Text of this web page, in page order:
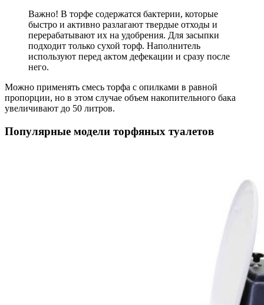
Важно! В торфе содержатся бактерии, которые
быстро и активно разлагают твердые отходы и
перерабатывают их на удобрения. Для засыпки
подходит только сухой торф. Наполнитель
используют перед актом дефекации и сразу после
него.
Можно применять смесь торфа с опилками в равной
пропорции, но в этом случае объем накопительного бака
увеличивают до 50 литров.
Популярные модели торфяных туалетов